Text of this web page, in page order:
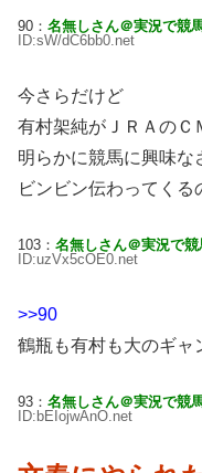
90： 名無しさん＠実況で競
ID:sW/dC6bb0.net
今さらだけど
有村架純がＪＲＡのＣ
明らかに競馬に興味な
ビンビン伝わってくる
103： 名無しさん＠実況で競
ID:uzVx5cOE0.net
>>90
鶴瓶も有村も大のギャ
93： 名無しさん＠実況で競
ID:bEIojwAnO.net